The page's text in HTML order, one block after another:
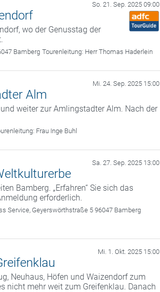
So. 21. Sep. 2025 09:00
wo der Genusstag der
Bamberg Tourenleitung: Herr Thomas Haderlein
Mi. 24. Sep. 2025 15:00
Alm
weiter zur Amlingstadter Alm. Nach der
Frau Inge Buhl
Sa. 27. Sep. 2025 13:00
Bamberg. „Erfahren“ Sie sich das
erforderlich.
Service, Geyerswörthstraße 5 96047 Bamberg
Mi. 1. Okt. 2025 15:00
Neuhaus, Höfen und Waizendorf zum
nicht mehr weit zum Greifenklau. Danach